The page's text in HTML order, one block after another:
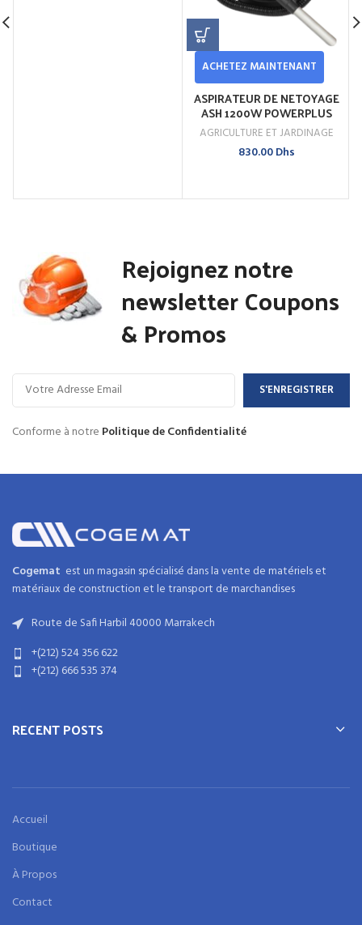
ACHETEZ MAINTENANT
ASPIRATEUR DE NETOYAGE
ASH 1200W POWERPLUS
AGRICULTURE ET JARDINAGE
830.00Dhs
Rejoignez notre
newsletter Coupons
& Promos
Conforme à notre Politique de Confidentialité
Cogemat est un magasin spécialisé dans lavente de matériels et
matériaux de construction etle transport de marchandises
Route de Safi Harbil 40000 Marrakech
+(212) 524 356 622
+(212) 666 535 374
RECENT POSTS
Accueil
Boutique
À Propos
Contact